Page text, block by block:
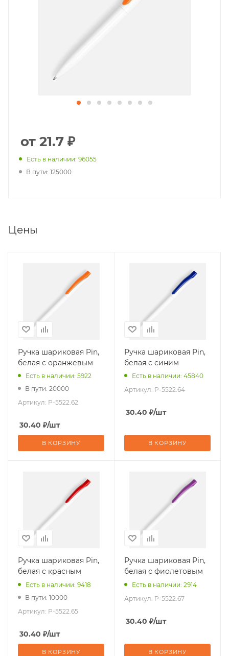
от 21.7 ₽
Есть в наличии: 96055
В пути: 125000
Цены
Ручка шариковая Pin,
белая с оранжевым
Есть в наличии: 5922
В пути: 20000
Артикул: P-5522.62
30.40 ₽/шт
В КОРЗИНУ
Ручка шариковая Pin,
белая с синим
Есть в наличии: 45840
Артикул: P-5522.64
30.40 ₽/шт
В КОРЗИНУ
Ручка шариковая Pin,
белая с красным
Есть в наличии: 9418
В пути: 10000
Артикул: P-5522.65
30.40 ₽/шт
В КОРЗИНУ
Ручка шариковая Pin,
белая с фиолетовым
Есть в наличии: 2914
Артикул: P-5522.67
30.40 ₽/шт
В КОРЗИНУ